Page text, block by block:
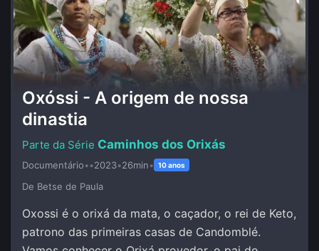
Oxóssi - A origem de nossa
dinastia
Caminhos dos Orixás
Documentário••2023•26min• 10 anos
De Betse de Paula
Oxossi é o orixá da mata, o caçador, o rei de Keto,
patrono das primeiras casas de Candomblé.